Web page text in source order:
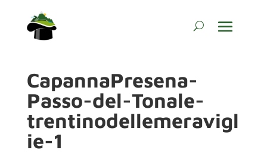
CapannaPresena-
Passo-del-Tonale-
trentinodellemeravigl
ie-1